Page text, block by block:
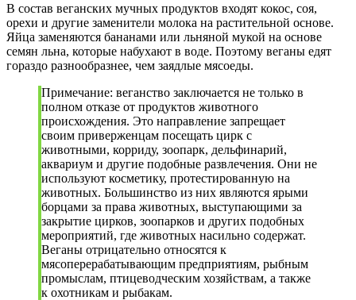
В состав веганских мучных продуктов входят кокос, соя,
орехи и другие заменители молока на растительной основе.
Яйца заменяются бананами или льняной мукой на основе
семян льна, которые набухают в воде. Поэтому веганы едят
гораздо разнообразнее, чем заядлые мясоеды.
Примечание: веганство заключается не только в
полном отказе от продуктов животного
происхождения. Это направление запрещает
своим приверженцам посещать цирк с
животными, корриду, зоопарк, дельфинарий,
аквариум и другие подобные развлечения. Они не
используют косметику, протестированную на
животных. Большинство из них являются ярыми
борцами за права животных, выступающими за
закрытие цирков, зоопарков и других подобных
мероприятий, где животных насильно содержат.
Веганы отрицательно относятся к
мясоперерабатывающим предприятиям, рыбным
промыслам, птицеводческим хозяйствам, а также
к охотникам и рыбакам.